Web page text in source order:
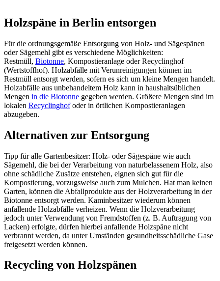
Holzspäne in Berlin entsorgen
Für die ordnungsgemäße Entsorgung von Holz- und Sägespänen
oder Sägemehl gibt es verschiedene Möglichkeiten:
Restmüll, Biotonne, Kompostieranlage oder Recyclinghof
(Wertstoffhof). Holzabfälle mit Verunreinigungen können im
Restmüll entsorgt werden, sofern es sich um kleine Mengen handelt.
Holzabfälle aus unbehandeltem Holz kann in haushaltsüblichen
Mengen in die Biotonne gegeben werden. Größere Mengen sind im
lokalen Recyclinghofoder in örtlichen Kompostieranlagen
abzugeben.
Alternativen zur Entsorgung
Tipp für alle Gartenbesitzer: Holz- oder Sägespäne wie auch
Sägemehl, die bei der Verarbeitung von naturbelassenem Holz, also
ohne schädliche Zusätze entstehen, eignen sich gut für die
Kompostierung, vorzugsweise auch zum Mulchen. Hat man keinen
Garten, können die Abfallprodukte aus der Holzverarbeitung in der
Biotonne entsorgt werden. Kaminbesitzer wiederum können
anfallende Holzabfälle verheizen. Wenn die Holzverarbeitung
jedoch unter Verwendung von Fremdstoffen (z. B. Auftragung von
Lacken) erfolgte, dürfen hierbei anfallende Holzspäne nicht
verbrannt werden, da unter Umständen gesundheitsschädliche Gase
freigesetzt werden können.
Recycling von Holzspänen